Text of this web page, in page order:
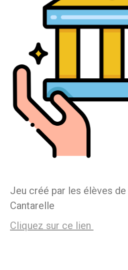
Jeu créé par les élèves
Cantarelle
Cliquez sur ce lien